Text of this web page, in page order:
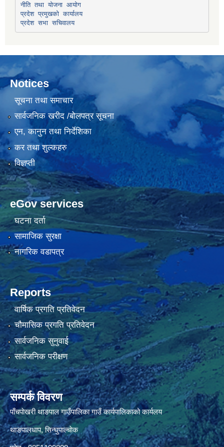
नीति तथा योजना आयोग
प्रदेश प्रमुखको कार्यालय
प्रदेश सभा सचिवालय
Notices
सूचना तथा समाचार
सार्वजनिक खरीद /बोलपत्र सूचना
एन, कानुन तथा निर्देशिका
कर तथा शुल्कहरु
विज्ञप्ती
eGov services
घटना दर्ता
सामाजिक सुरक्षा
नागरिक वडापत्र
Reports
वार्षिक प्रगति प्रतिवेदन
चौमासिक प्रगति प्रतिवेदन
सार्वजनिक सुनुवाई
सार्वजनिक परीक्षण
सम्पर्क विवरण
पाँचपाेखरी थाङपाल गाउँपालिका गाउँ कार्यपालिकाको कार्यलय
थाङपालधाप, सिन्घुपाल्चाेक